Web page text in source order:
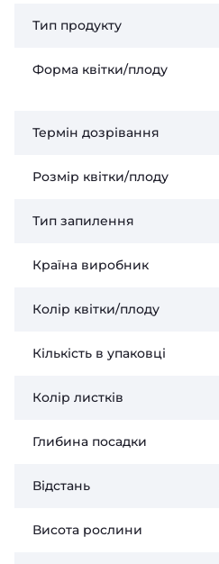
Тип продукту
Форма квітки/плоду
Термін дозрівання
Розмір квітки/плоду
Тип запилення
Країна виробник
Колір квітки/плоду
Кількість в упаковці
Колір листків
Глибина посадки
Відстань
Висота рослини